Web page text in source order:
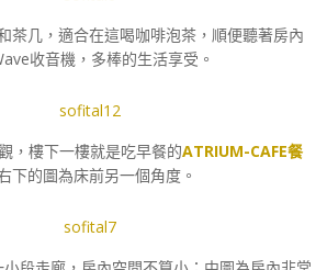
茶几，適合在這喝咖啡泡茶，順便聽著房內
收音機，多棒的生活享受。
，樓下一樓就是吃早餐的ATRIUM-CAFE餐
下的圖為床前另一個角度。